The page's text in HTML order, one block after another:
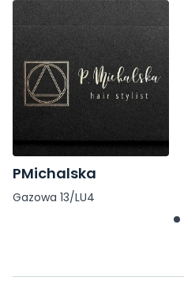
PMichalska
Gazowa 13/LU4